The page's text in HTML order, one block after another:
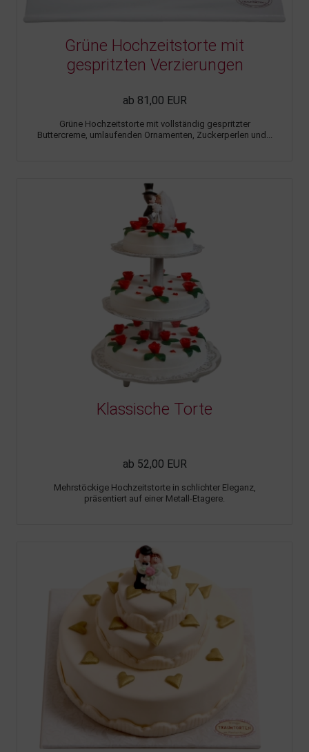
Grüne Hochzeitstorte mit
gespritzten Verzierungen
ab 81,00 EUR
Grüne Hochzeitstorte mit vollständig gespritzter
Buttercreme, umlaufenden Ornamenten, Zuckerperlen und...
Klassische Torte
ab 52,00 EUR
Mehrstöckige Hochzeitstorte in schlichter Eleganz,
präsentiert auf einer Metall-Etagere.